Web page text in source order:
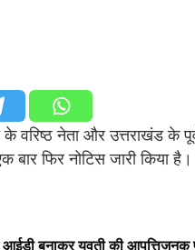
नेता और उत्तराखंड के
फिर नोटिस जारी किया
आईडी बनाकर युवती की